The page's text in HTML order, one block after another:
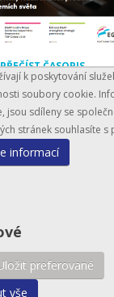
PŘEČÍST ČASOPIS
Mapa stránek
k poskytování
soubory cookie.
jsou sdíleny se
stránek souhlasíte
informací
preferované
vše